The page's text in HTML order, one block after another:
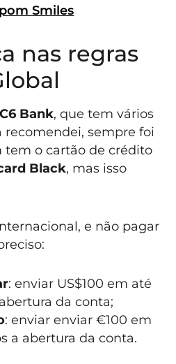
Smiles
nas regras
C6 Bank, que tem vários
recomendei, sempre foi
o cartão de crédito
Black, mas isso
e não pagar
: enviar US$100 em até
da conta;
: enviar enviar €100 em
a abertura da conta.